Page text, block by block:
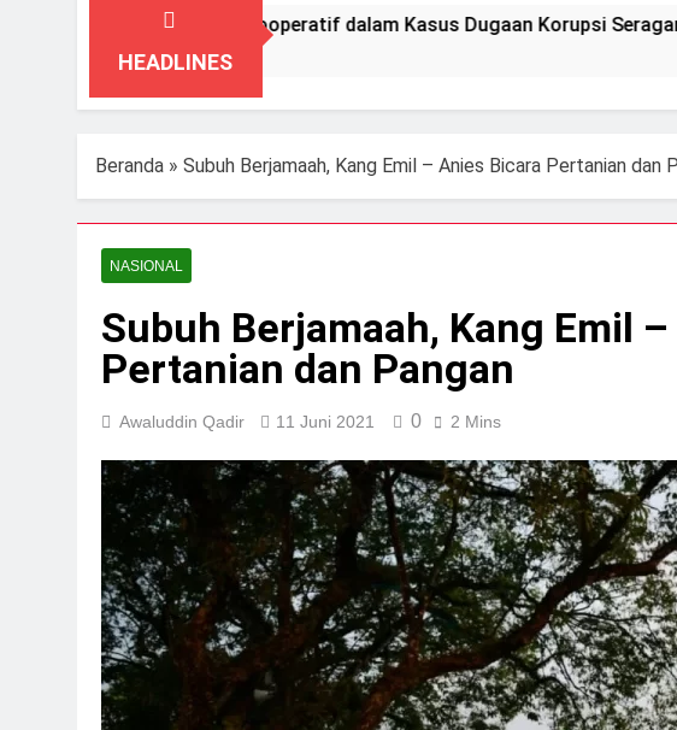
HEADLINES
Tegaskan Kooperatif dalam Kasus Dugaan Korupsi Seragam Gowa Rp16
Beranda » Subuh Berjamaah, Kang Emil – Anies Bicara Pertanian dan
NASIONAL
Subuh Berjamaah, Kang Emil
Pertanian dan Pangan
Awaluddin Qadir 11 Juni 2021 0 2 Mins